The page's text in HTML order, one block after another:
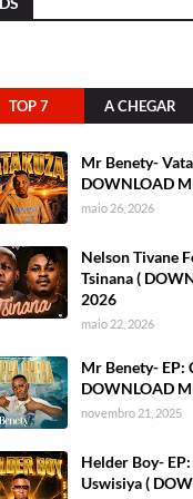
TOP 7 A CHEGAR
Mr Benety-
DOWNLOAD
maio 26, 2026
Nelson Tivane
Tsinana (
2026
maio 22, 2026
Mr Benety- EP:
DOWNLOAD
novembro 21, 2025
Helder Boy-
Uswisiya (